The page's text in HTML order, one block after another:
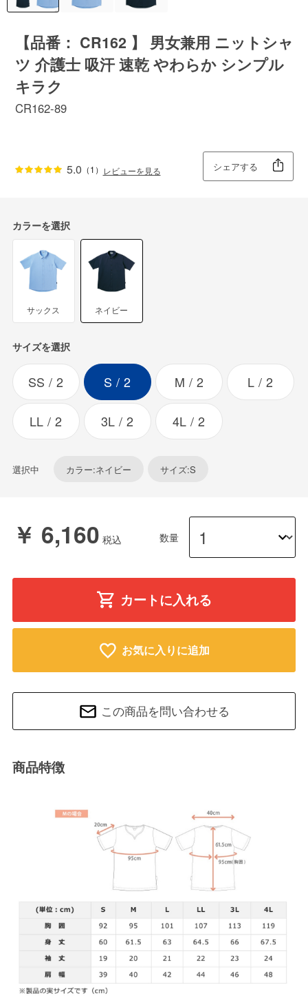
【品番： CR162 】 男女兼用 ニットシャ
ツ 介護士 吸汗 速乾 やわらか シンプル
キラク
CR162-89
5.0 （1） レビューを見る シェアする
カラーを選択
サックス ネイビー
サイズを選択
SS 2 S 2 M 2 L 2
LL 2 3L 2 4L 2
選択中 カラー:ネイビー サイズ:S
￥ 6,160 数量
カートに入れる
お気に入りに追加
この商品を問い合わせる
商品特徴